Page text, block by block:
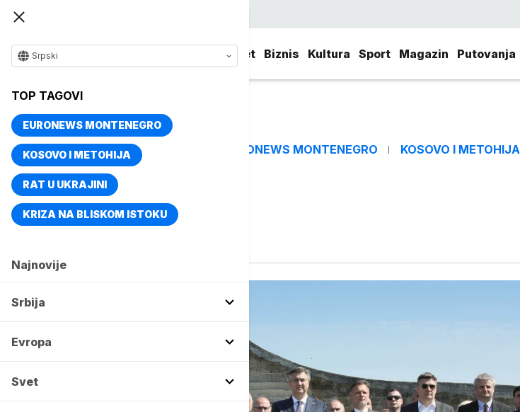
Svet Biznis Kultura Sport Magazin Putovanja
Srpski
TOP TAGOVI
EURONEWS MONTENEGRO
KOSOVO I METOHIJA
RAT U UKRAJINI
KRIZA NA BLISKOM ISTOKU
Najnovije
Srbija
Evropa
Svet
TOP TAGOVI EURONEWS MONTENEGRO KOSOVO I METOHIJA
Vise o temi
Jasenovac